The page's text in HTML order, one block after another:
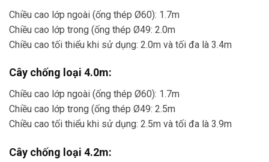
Chiều cao lớp ngoài (ống thép Ø60): 1.7m
Chiều cao lớp trong (ống thép Ø49: 2.0m
Chiều cao tối thiểu khi sử dụng: 2.0m và tối đa là 3.4m
Cây chống loại 4.0m:
Chiều cao lớp ngoài (ống thép Ø60): 1.7m
Chiều cao lớp trong (ống thép Ø49: 2.5m
Chiều cao tối thiểu khi sử dụng: 2.5m và tối đa là 3.9m
Cây chống loại 4.2m: